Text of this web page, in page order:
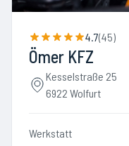
4.7(45)
Ömer KFZ
Kesselstraße 25
6922 Wolfurt
Werkstatt